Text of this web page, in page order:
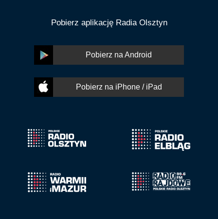
Pobierz aplikację Radia Olsztyn
Pobierz na Android
Pobierz na iPhone / iPad